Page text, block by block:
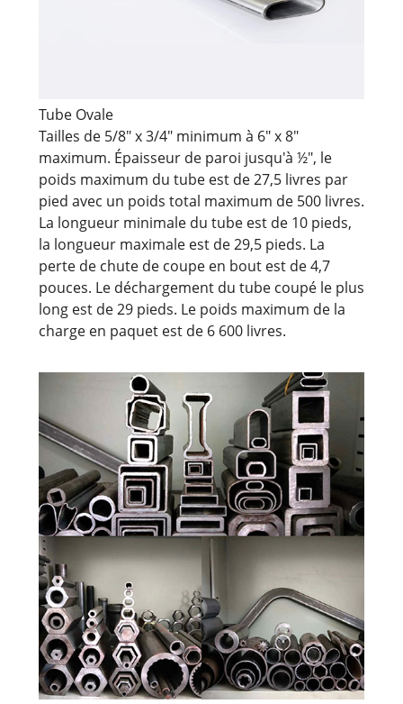
Tube Ovale
Tailles de 5/8" x 3/4" minimum à 6" x 8"
maximum. Épaisseur de paroi jusqu'à ½", le
poids maximum du tube est de 27,5 livres par
pied avec un poids total maximum de 500 livres.
La longueur minimale du tube est de 10 pieds,
la longueur maximale est de 29,5 pieds. La
perte de chute de coupe en bout est de 4,7
pouces. Le déchargement du tube coupé le plus
long est de 29 pieds. Le poids maximum de la
charge en paquet est de 6 600 livres.